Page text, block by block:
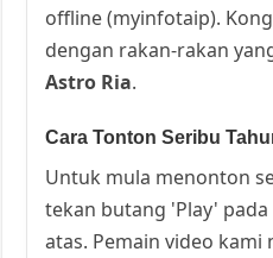
offline (myinfotaip).
dengan rakan-rakan
Astro Ria.
Cara Tonton Seribu
Untuk mula menonton
tekan butang 'Play'
atas. Pemain video